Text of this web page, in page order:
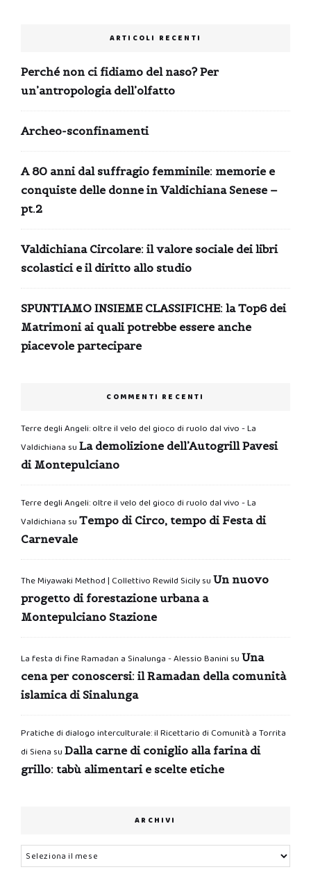
ARTICOLI RECENTI
Perché non ci fidiamo del naso? Per
un’antropologia dell’olfatto
Archeo-sconfinamenti
A 80 anni dal suffragio femminile: memorie e
conquiste delle donne in Valdichiana Senese –
pt.2
Valdichiana Circolare: il valore sociale dei libri
scolastici e il diritto allo studio
SPUNTIAMO INSIEME CLASSIFICHE: la Top6 dei
Matrimoni ai quali potrebbe essere anche
piacevole partecipare
COMMENTI RECENTI
Terre degli Angeli: oltre il velo del gioco di ruolo dal vivo - La
Valdichiana su La demolizione dell’Autogrill Pavesi
di Montepulciano
Terre degli Angeli: oltre il velo del gioco di ruolo dal vivo - La
Valdichiana su Tempo di Circo, tempo di Festa di
Carnevale
The Miyawaki Method | Collettivo Rewild Sicilysu Un nuovo
progetto di forestazione urbana a
Montepulciano Stazione
La festa di fine Ramadan a Sinalunga - Alessio Banini su Una
cena per conoscersi: il Ramadan della comunità
islamica di Sinalunga
Pratiche di dialogo interculturale: il Ricettario di Comunità a Torrita
di Siena su Dalla carne di coniglio alla farina di
grillo: tabù alimentari e scelte etiche
ARCHIVI
Archivi